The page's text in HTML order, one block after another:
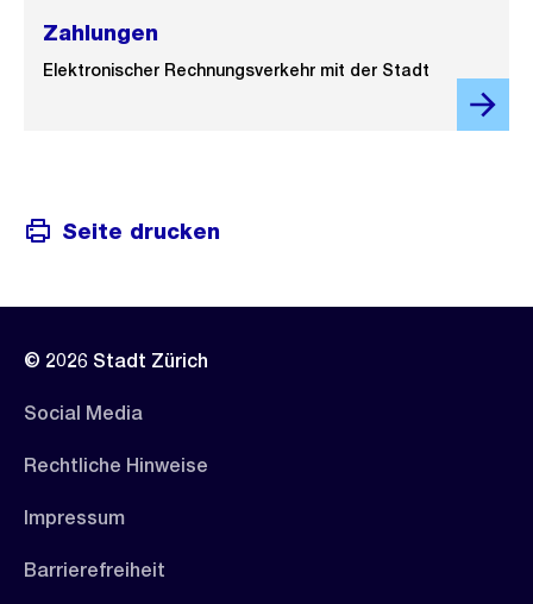
Zahlungen
Elektronischer Rechnungsverkehr mit der Stadt
Seite drucken
© 2026 Stadt Zürich
Social Media
Rechtliche Hinweise
Impressum
Barrierefreiheit